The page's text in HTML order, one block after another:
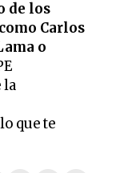
de los
como Carlos
o
la
que te